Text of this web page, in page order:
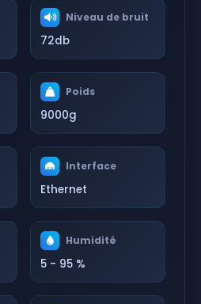
Niveau de bruit
72db
Poids
9000g
Interface
Ethernet
Humidité
5 - 95 %